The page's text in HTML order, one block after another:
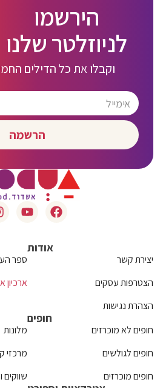
הירשמו
לניוזלטר שלנו
וקבלו את כל הדילים
הרשמה
אודות
יצירת קשר
הצטרפות עסקים
הצהרת נגישות
ספר
ארכיון
חופים
חופים לא מוכרזים
חופים לגולשים
חופים מוכרזים
מלונות
מרכזי
שווקים